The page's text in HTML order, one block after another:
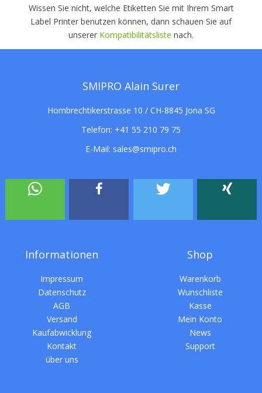
Wissen Sie nicht, welche Etiketten Sie mit Ihrem Smart
Label Printer benutzen können, dann schauen Sie auf
unserer Kompatibilitätsliste nach.
SMIPRO Alain Surer
Hombrechtikerstrasse 10 / CH-8845 Jona SG
Telefon: +41 55 210 79 75
E-Mail: sales@smipro.ch
Informationen
Impressum
Datenschutz
AGB
Versand
Kaufabwicklung
Kontakt
über uns
Shop
Warenkorb
Wunschliste
Kasse
Mein Konto
News
Support